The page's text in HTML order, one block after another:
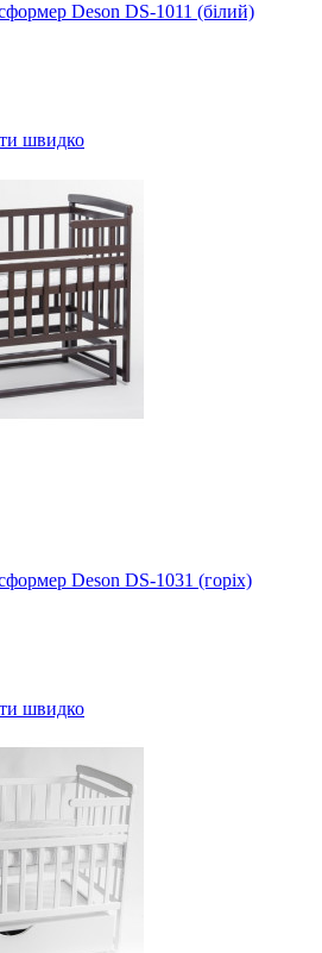
Deson DS-1011 (білий)
швидко
Deson DS-1031 (горіх)
швидко